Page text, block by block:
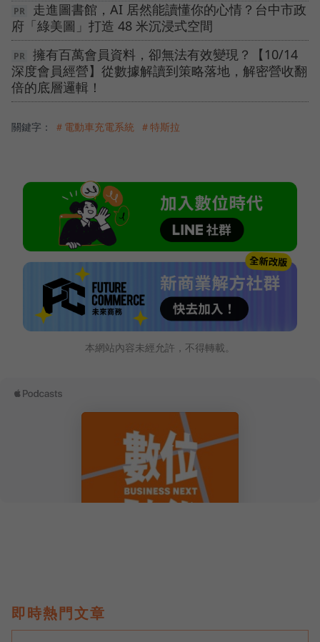
走進圖書館，AI 居然能讀懂你的心情？台中市政
府「綠美圖」打造 48 米沉浸式空間
擁有百萬會員資料，卻無法有效變現？【10/14
深度會員經營】從數據解讀到策略落地，解密營收翻
倍的底層邏輯！
關鍵字： ＃電動車充電系統 ＃特斯拉
本網站內容未經允許，不得轉載。
即時熱門文章